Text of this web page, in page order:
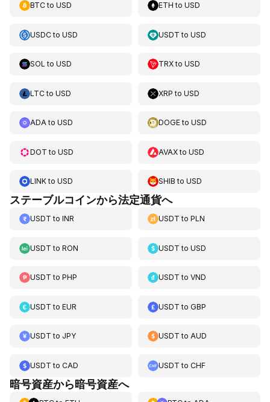
BTCto USD ETH toUSD
USDCto USD USDT toUSD
SOL to USD TRXtoUSD
LTCto USD XRP toUSD
ADAto USD DOGEtoUSD
DOT to USD AVAXtoUSD
LINKto USD SHIB toUSD
ステーブルコインから法定通貨へ
USDT to INR USDT toPLN
USDT to RON USDT toUSD
USDT to PHP USDT toVND
USDT to EUR USDT toGBP
USDT to JPY USDT toAUD
USDT to CAD USDT toCHF
暗号資産から暗号資産へ